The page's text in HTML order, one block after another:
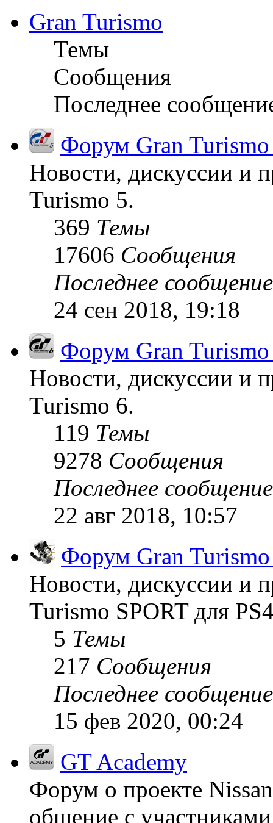
Gran Turismo
Темы
Сообщения
Последнее
Форум Gran
Новости, дискуссии и
Turismo 5.
369 Темы
17606 Сообщения
Последнее сообщение
24 сен 2018, 19:18
Форум Gran
Новости, дискуссии и
Turismo 6.
119 Темы
9278 Сообщения
Последнее сообщение
22 авг 2018, 10:57
Форум Gran Turismo
Новости, дискуссии и
Turismo SPORT для
5 Темы
217 Сообщения
Последнее сообщение
15 фев 2020, 00:24
GT Academy
Форум о проекте
общение с